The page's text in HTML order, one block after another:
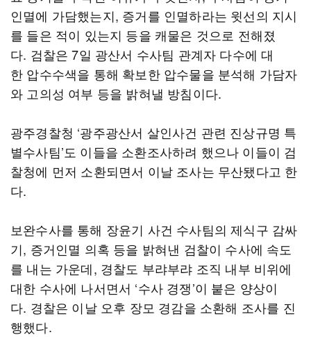
인멸에 가담했는지, 증거를 인멸하라는 윗선의 지시
를 들은 적이 있는지 등을 캐물은 것으로 전해졌
다. 검찰은 7일 광산서 수사팀 관계자 다수에 대
한 압수수색을 통해 확보한 압수물을 분석해 가담자
와 고의성 여부 등을 밝혀낼 방침이다.
광주경찰청 ‘광주광산서 살인사건 관련 진상규명 특
별수사팀’도 이들을 소환조사하려 했으나 이들이 검
찰청에 먼저 소환되면서 이날 조사는 무산됐다고 한
다.
보완수사를 통해 장윤기 사건 수사팀의 제식구 감싸
기, 증거인멸 의혹 등을 밝혀낸 검찰이 수사에 속도
를 내는 가운데, 경찰도 부랴부랴 조직 내부 비위에
대한 수사에 나서면서 ‘수사 경쟁’이 붙은 양상이
다. 경찰은 이날 오후 장모 경감을 소환해 조사를 진
행했다.